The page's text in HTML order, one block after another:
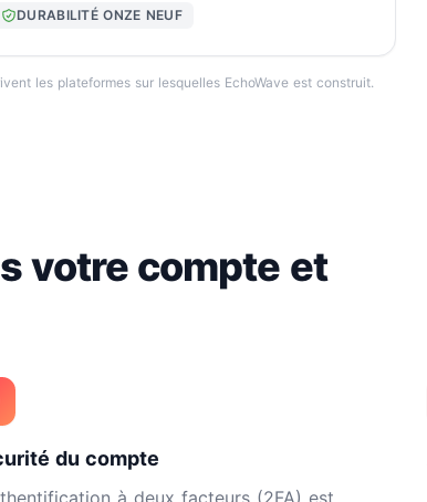
DURABILITÉ ONZE NEUF
les plateformes sur lesquelles EchoWave est construit.
votre compte et
du compte
à deux facteurs (2FA) est